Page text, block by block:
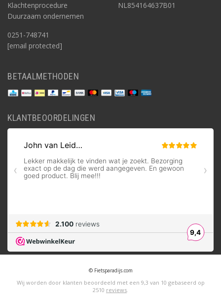
Klachtenprocedure
Duurzaam ondernemen
0251-748741
[email protected]
NL854164637B01
BETAALMETHODEN
KLANTBEOORDELINGEN
© Fietsparadijs.com
Wij worden door klanten beoordeeld met een 9,3 van 10 gebaseerd op
2510 reviews.